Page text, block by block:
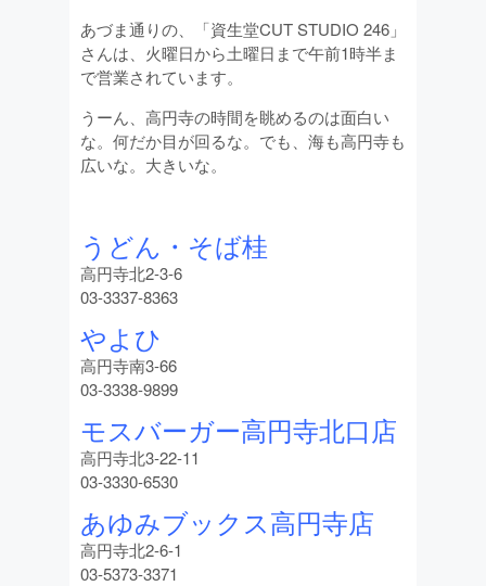
あづま通りの、「資生堂CUT STUDIO 246」
さんは、火曜日から土曜日まで午前1時半ま
で営業されています。
うーん、高円寺の時間を眺めるのは面白い
な。何だか目が回るな。でも、海も高円寺も
広いな。大きいな。
うどん・そば桂
高円寺北2-3-6
03-3337-8363
やよひ
高円寺南3-66
03-3338-9899
モスバーガー高円寺北口店
高円寺北3-22-11
03-3330-6530
あゆみブックス高円寺店
高円寺北2-6-1
03-5373-3371